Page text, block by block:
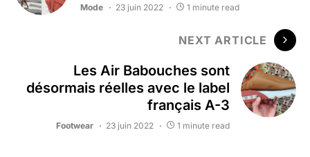
Mode 23 juin 2022 1 minute read
NEXT ARTICLE
Les Air Babouches sont
désormais réelles avec le label
français A-3
Footwear 23 juin 2022 1 minute read